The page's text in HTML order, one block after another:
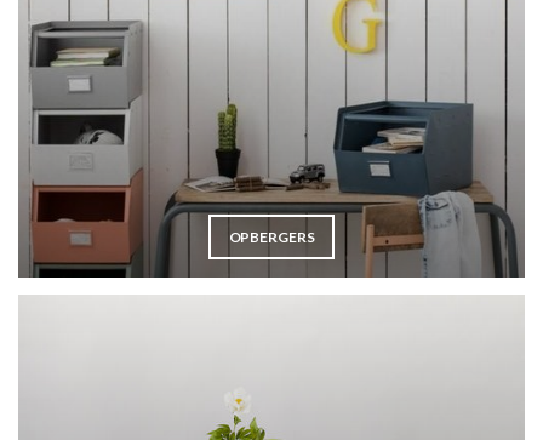
OPBERGERS